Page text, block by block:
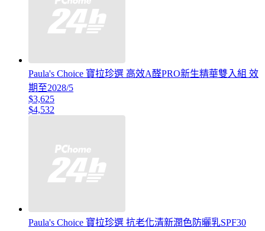
Paula's Choice 寶拉珍選 高效A醛PRO新生精華雙入組 效
期至2028/5
$3,625
$4,532
Paula's Choice 寶拉珍選 抗老化清新潤色防曬乳SPF30